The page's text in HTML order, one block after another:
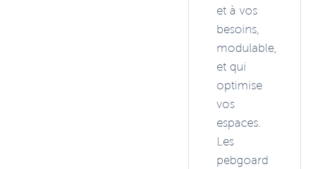
et à vos
besoins,
modulable,
et qui
optimise
vos
espaces.
Les
pebgoard